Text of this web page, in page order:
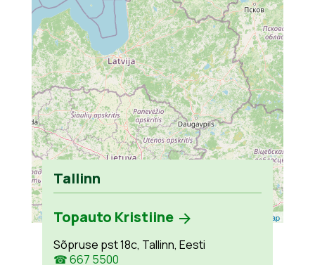
Leaflet OpenStreetMap
Tallinn
Topauto Kristiine
Sõpruse pst 18c, Tallinn, Eesti
☎ 667 5500